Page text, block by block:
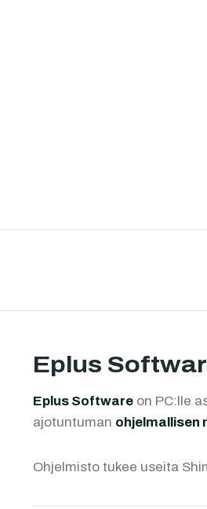
Eplus
Eplus Software on PC:lle
ajotuntuman ohjelmallisen
Ohjelmisto tukee useita